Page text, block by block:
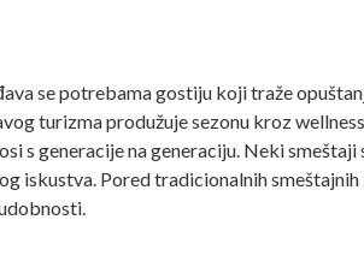
se potrebama gostiju koji traže
turizma produžuje sezonu kroz
s generacije na generaciju. Neki
iskustva. Pored tradicionalnih smeštajnih